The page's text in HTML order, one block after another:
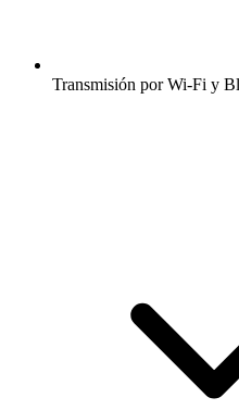
Transmisión por Wi-Fi y